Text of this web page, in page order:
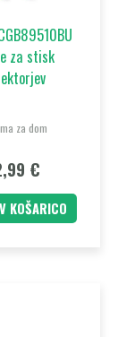
za stisk
za dom
€
KOŠARICO